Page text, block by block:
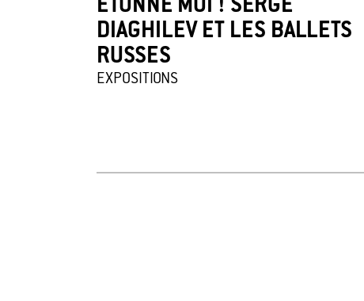
ETONNE MOI ! SERGE
DIAGHILEV ET LES BALLETS
RUSSES
EXPOSITIONS